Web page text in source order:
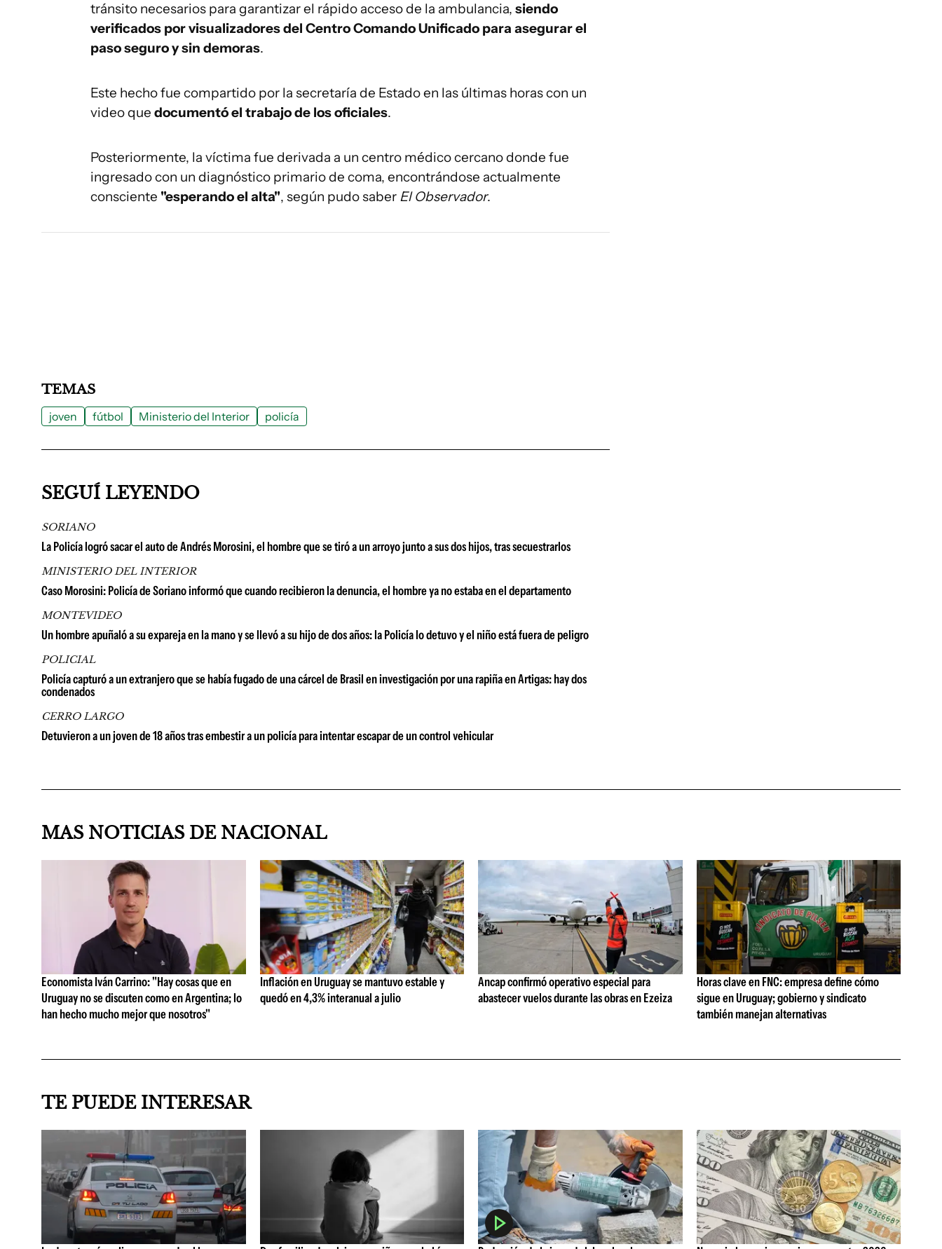
tránsito necesarios para garantizar el rápido acceso de la ambulancia, siendo
verificados por visualizadores del Centro Comando Unificado para asegurar el
paso seguro y sin demoras.
Este hecho fue compartido por la secretaría de Estado en las últimas horas con un
video que documentó el trabajo de los oficiales.
Posteriormente, la víctima fue derivada a un centro médico cercano donde fue
ingresado con un diagnóstico primario de coma, encontrándose actualmente
consciente "esperando el alta", según pudo saber El Observador.
TEMAS
joven fútbol Ministerio del Interior policía
SEGUÍ LEYENDO
SORIANO
La Policía logró sacar el auto de Andrés Morosini, el hombre que se tiró a un arroyo junto a sus dos hijos, tras secuestrarlos
MINISTERIO DEL INTERIOR
Caso Morosini: Policía de Soriano informó que cuando recibieron la denuncia, el hombre ya no estaba en el departamento
MONTEVIDEO
Un hombre apuñaló a su expareja en la mano y se llevó a su hijo de dos años: la Policía lo detuvo y el niño está fuera de peligro
POLICIAL
Policía capturó a un extranjero que se había fugado de una cárcel de Brasil en investigación por una rapiña en Artigas: hay dos
condenados
CERRO LARGO
Detuvieron a un joven de 18 años tras embestir a un policía para intentar escapar de un control vehicular
MAS NOTICIAS DE NACIONAL
Economista Iván Carrino: "Hay cosas que en
Uruguay no se discuten como en Argentina; lo
han hecho mucho mejor que nosotros"
Inflación en Uruguay se mantuvo estable y
quedó en 4,3% interanual a julio
Ancap confirmó operativo especial para
abastecer vuelos durante las obras en Ezeiza
Horas clave en FNC: empresa define cómo
sigue en Uruguay; gobierno y sindicato
también manejan alternativas
TE PUEDE INTERESAR